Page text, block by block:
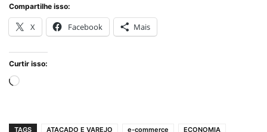
Compartilhe isso:
X Facebook Mais
Curtir isso:
Carregando...
TAGS ATACADO E VAREJO e-commerce
ECONOMIA